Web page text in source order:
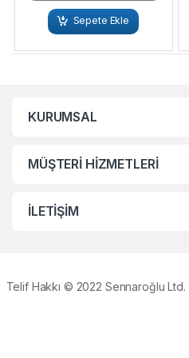
Sepete Ekle
KURUMSAL
MÜŞTERİ HİZMETLERİ
İLETİŞİM
Telif Hakkı © 2022 Sennaroğlu Ltd.